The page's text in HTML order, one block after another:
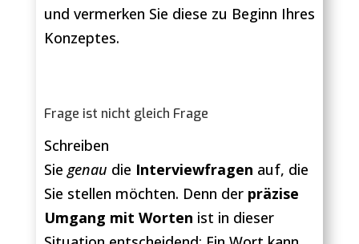
und vermerken Sie diese zu Beginn Ihres
Konzeptes.
Frage ist nicht gleich Frage
Schreiben
Sie genau die Interviewfragen auf, die
Sie stellen möchten. Denn der präzise
Umgang mit Worten ist in dieser